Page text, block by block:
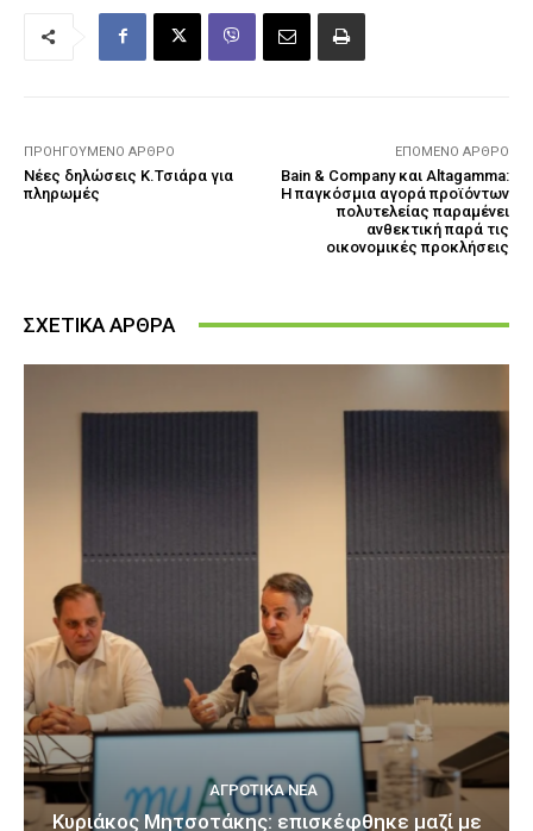
ΠΡΟΗΓΟΎΜΕΝΟ ΆΡΘΡΟ
Νέες δηλώσεις Κ.Τσιάρα για
πληρωμές
ΕΠΌΜΕΝΟ ΆΡΘΡΟ
Bain & Company και Altagamma:
Η παγκόσμια αγορά προϊόντων
πολυτελείας παραμένει
ανθεκτική παρά τις
οικονομικές προκλήσεις
ΣΧΕΤΙΚΑ ΑΡΘΡΑ
ΑΓΡΟΤΙΚΆ ΝΈΑ
Κυριάκος Μητσοτάκης: επισκέφθηκε μαζί με